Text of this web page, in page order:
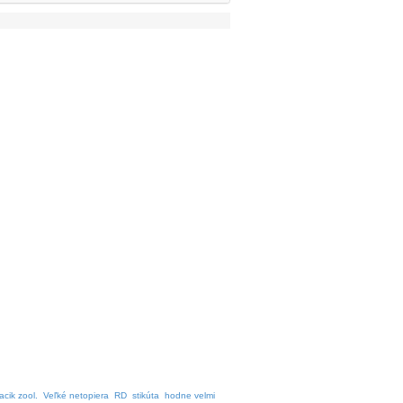
zool. Veľké netopiera RD stikúta hodne velmi